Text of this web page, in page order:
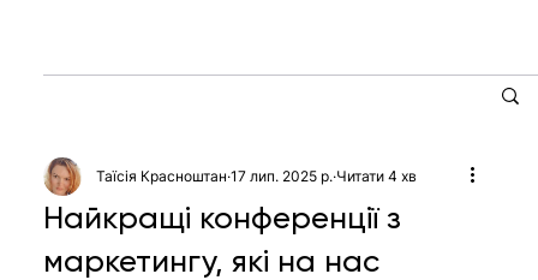
Найкращі конференції з
маркетингу, які на нас
Таїсія Красноштан 17 лип. 2025 р. Читати 4 хв